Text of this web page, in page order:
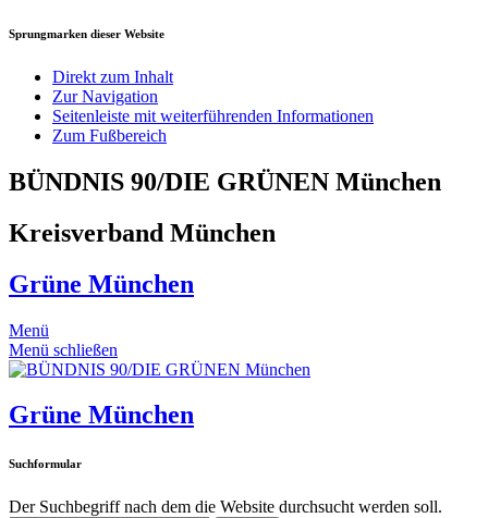
Sprungmarken dieser Website
Direkt zum Inhalt
Zur Navigation
Seitenleiste mit weiterführenden Informationen
Zum Fußbereich
BÜNDNIS 90/DIE GRÜNEN München
Kreisverband München
Grüne München
Menü
Menü schließen
Grüne München
Suchformular
Der Suchbegriff nach dem die Website durchsucht werden soll.